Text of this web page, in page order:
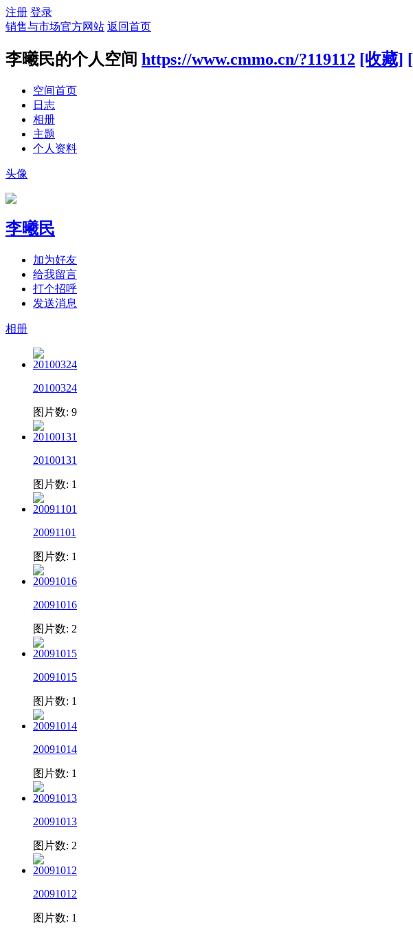
注册 登录
销售与市场官方网站 返回首页
李曦民的个人空间 https://www.cmmo.cn/?119112 [收藏]
空间首页
日志
相册
主题
个人资料
头像
李曦民
加为好友
给我留言
打个招呼
发送消息
相册
20100324
图片数: 9
20100131
图片数: 1
20091101
图片数: 1
20091016
图片数: 2
20091015
图片数: 1
20091014
图片数: 1
20091013
图片数: 2
20091012
图片数: 1